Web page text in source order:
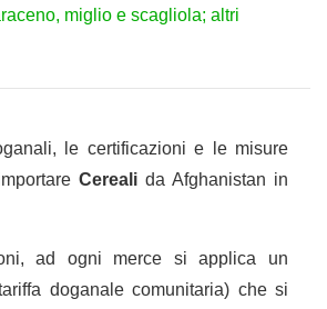
miglio e scagliola; altri
le certificazioni e le misure
Cereali da Afghanistan in
ad ogni merce si applica un
doganale comunitaria) che si